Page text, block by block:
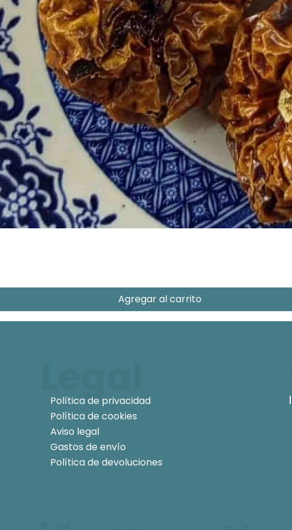
Agregar al carrito
Política de privacidad
Política de cookies
Aviso legal
Gastos de envío
Política de devoluciones